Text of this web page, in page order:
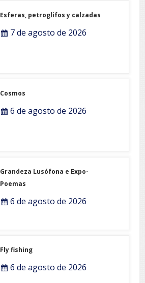
Esferas, petroglifos y calzadas
7 de agosto de 2026
Cosmos
6 de agosto de 2026
Grandeza Lusófona e Expo-
Poemas
6 de agosto de 2026
Fly fishing
6 de agosto de 2026